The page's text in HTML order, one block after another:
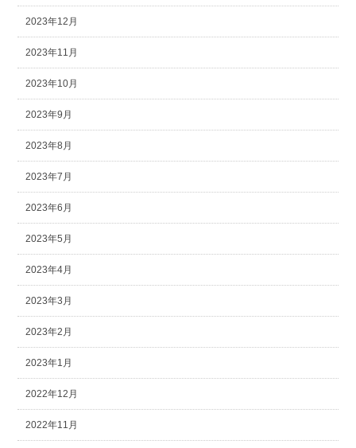
2023年12月
2023年11月
2023年10月
2023年9月
2023年8月
2023年7月
2023年6月
2023年5月
2023年4月
2023年3月
2023年2月
2023年1月
2022年12月
2022年11月